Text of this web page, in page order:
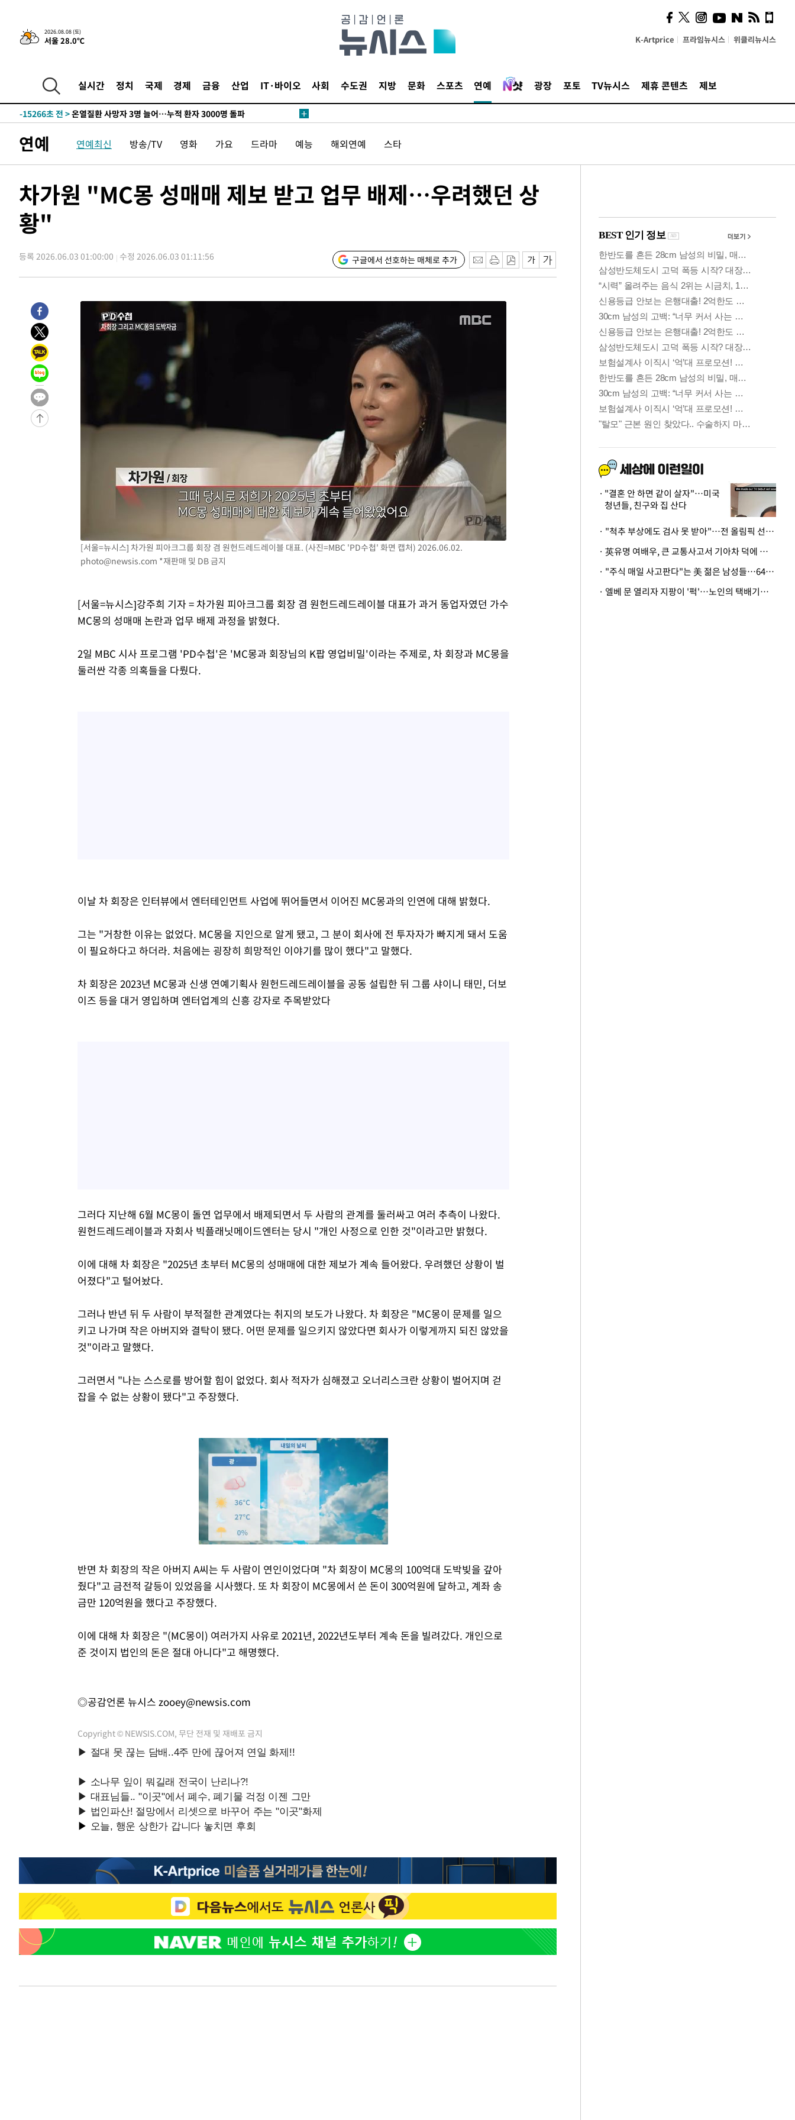
2026.08.08 (토)
서울 28.0℃ K-Artprice 프라임뉴시스 위클리뉴시스
실시간 정치 국제 경제 금융 산업 IT·바이오 사회 수도권 지방 문화 스포츠 연예 광장 포토 TV뉴시스 제휴 콘텐츠 제보
것"
-23471초 전 >[속보]與 당대표 경선, 제주·인천 권리당원 투표 김민석 승리
틀레티코 이적"
-16297초 전 >
수도권 40도 육박 '펄펄'…동해안 일부 지역엔 호의주의보
-15266초 전 >온열질환 사망자 3명 늘어…누적 환자 3000명 돌파
-9211초 전 > 강릉에 시간당 81.4㎜ 물폭탄…도로 잠기고 담벼락 붕괴
-5318초 전 >
-3028초 전 >
선재도서 해루질 나섰다 실종 60대, 닷새 만에 숨진 채 발견
-562초 전 >남자 농구, 나고야 아시안게임서 '홈팀' 일본과 한일전
1분 전 >
여수 오동도 해상서 모터보트 전복…1명 사망·1명 실종
1시간 전 >
극한폭염 한풀 꺾이지만…'낮 최고 35도' 무더위, 열대야 계속[다음주
날씨]
1시간 전 >
2시간 전 >
[속보]뉴욕증시 상승 마감…S&P 0.6% 나스닥 1.3%↑
[속보]김민석, 與 전대 당원투표 누적 득표율 45.42%로 1위… 정
청래 44.56%
-24022초 전 >
[속보]與 대표 경선 제주·인천 당원투표…金 47.75%·鄭
42.08%·宋 10.17%
-23556초 전 >
이강인 "아틀레티코 이적 기뻐…등번호 7번 의미보단 팀 위해 뛸
것"
-23491초 전 >
[속보]與 당대표 경선, 제주·인천 권리당원 투표 김민석 승리
-17265초 전 >
낮 최고 35도 '무더위'…동해안 시간당 30㎜ '강한 비'[내일날씨]
-16535초 전 >
[속보]이강인 "감독님이 원하는 마음 느꼈고, 많은 트로피 원해 아
틀레티코 이적"
-16317초 전 >
수도권 40도 육박 '펄펄'…동해안 일부 지역엔 호의주의보
-15286초 전 >
강릉에 시간당 81.4㎜ 물폭탄…도로 잠기고 담벼락 붕괴
선재도서 해루질 나섰다 실종 60대, 닷새 만에 숨진 채 발견
남자 농구, 나고야 아시안게임서 '홈팀' 일본과 한일전
여수 오동도 해상서 모터보트 전복…1명 사망·1명 실종
극한폭염 한풀 꺾이지만…'낮 최고 35도' 무더위, 열대야 계속[다음주
축구협회 "압수수색·성접대 논란 사과…쇄신의 기회로 삼겠다"
[속보]'압수수색·성접대 논란' 축구협회 "실망과 걱정 안겨드려 죄송"
'최고 37도' 폭염 지속…강원동해안 최대 150㎜ 비
연예 연예최신 방송/TV 영화 가요 드라마 예능 해외연예 스타
차가원 "MC몽 성매매 제보 받고 업무 배제…우려했던 상
황"
등록 2026.06.03 01:00:00 수정 2026.06.03 01:11:56 구글에서 선호하는 매체로 추가
[서울=뉴시스] 차가원 피아크그룹 회장 겸 원헌드레드레이블 대표. (사진=MBC 'PD수첩' 화면 캡처) 2026.06.02.
photo@newsis.com *재판매 및 DB 금지
[서울=뉴시스]강주희 기자 = 차가원 피아크그룹 회장 겸 원헌드레드레이블 대표가 과거 동업자였던 가수
MC몽의 성매매 논란과 업무 배제 과정을 밝혔다.
2일 MBC 시사 프로그램 'PD수첩'은 'MC몽과 회장님의 K팝 영업비밀'이라는 주제로, 차 회장과 MC몽을
둘러싼 각종 의혹들을 다뤘다.
이날 차 회장은 인터뷰에서 엔터테인먼트 사업에 뛰어들면서 이어진 MC몽과의 인연에 대해 밝혔다.
그는 "거창한 이유는 없었다. MC몽을 지인으로 알게 됐고, 그 분이 회사에 전 투자자가 빠지게 돼서 도움
이 필요하다고 하더라. 처음에는 굉장히 희망적인 이야기를 많이 했다"고 말했다.
차 회장은 2023년 MC몽과 신생 연예기획사 원헌드레드레이블을 공동 설립한 뒤 그룹 샤이니 태민, 더보
이즈 등을 대거 영입하며 엔터업계의 신흥 강자로 주목받았다
그러다 지난해 6월 MC몽이 돌연 업무에서 배제되면서 두 사람의 관계를 둘러싸고 여러 추측이 나왔다.
원헌드레드레이블과 자회사 빅플래닛메이드엔터는 당시 "개인 사정으로 인한 것"이라고만 밝혔다.
이에 대해 차 회장은 "2025년 초부터 MC몽의 성매매에 대한 제보가 계속 들어왔다. 우려했던 상황이 벌
어졌다"고 털어놨다.
그러나 반년 뒤 두 사람이 부적절한 관계였다는 취지의 보도가 나왔다. 차 회장은 "MC몽이 문제를 일으
키고 나가며 작은 아버지와 결탁이 됐다. 어떤 문제를 일으키지 않았다면 회사가 이렇게까지 되진 않았을
것"이라고 말했다.
그러면서 "나는 스스로를 방어할 힘이 없었다. 회사 적자가 심해졌고 오너리스크란 상황이 벌어지며 걷
잡을 수 없는 상황이 됐다"고 주장했다.
Mute
반면 차 회장의 작은 아버지 A씨는 두 사람이 연인이었다며 "차 회장이 MC몽의 100억대 도박빚을 갚아
줬다"고 금전적 갈등이 있었음을 시사했다. 또 차 회장이 MC몽에서 쓴 돈이 300억원에 달하고, 계좌 송
금만 120억원을 했다고 주장했다.
이에 대해 차 회장은 "(MC몽이) 여러가지 사유로 2021년, 2022년도부터 계속 돈을 빌려갔다. 개인으로
준 것이지 법인의 돈은 절대 아니다"고 해명했다.
◎공감언론 뉴시스 zooey@newsis.com
Copyright © NEWSIS.COM, 무단 전재 및 재배포 금지
사이 해답 찾았죠"…알을
깨고 나온 '초자아'
"결혼 안 하면 같이 살자"…미국
청년들, 친구와 집 산다
· "척추 부상에도 검사 못 받아"…전 올림픽 선수, 美봅슬레이협회 상대 소송
· 英유명 여배우, 큰 교통사고서 기아차 덕에 살았다
· "주식 매일 사고판다"는 美 젊은 남성들…64%가 "나는 인생의 패배자“
· 엘베 문 열리자 지팡이 '퍽'…노인의 택배기사 폭행 이유